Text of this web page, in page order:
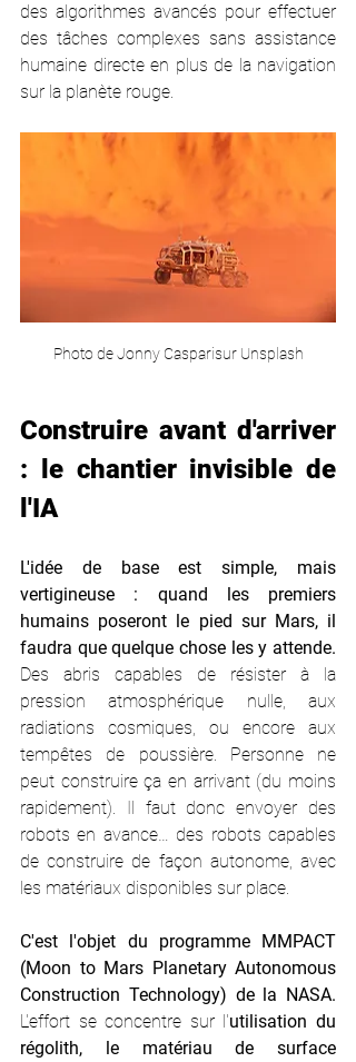
des algorithmes avancés pour effectuer
des tâches complexes sans assistance
humaine directe en plus de la navigation
sur la planète rouge.
Photo de Jonny Casparisur Unsplash
Construire avant d'arriver
: le chantier invisible de
l'IA
L'idée de base est simple, mais
vertigineuse : quand les premiers
humains poseront le pied sur Mars, il
faudra que quelque chose les y attende.
Des abris capables de résister à la
pression atmosphérique nulle, aux
radiations cosmiques, ou encore aux
tempêtes de poussière. Personne ne
peut construire ça en arrivant (du moins
rapidement). Il faut donc envoyer des
robots en avance… des robots capables
de construire de façon autonome, avec
les matériaux disponibles sur place.
C'est l'objet du programme MMPACT
(Moon to Mars Planetary Autonomous
Construction Technology) de la NASA.
L'effort se concentre sur l'utilisation du